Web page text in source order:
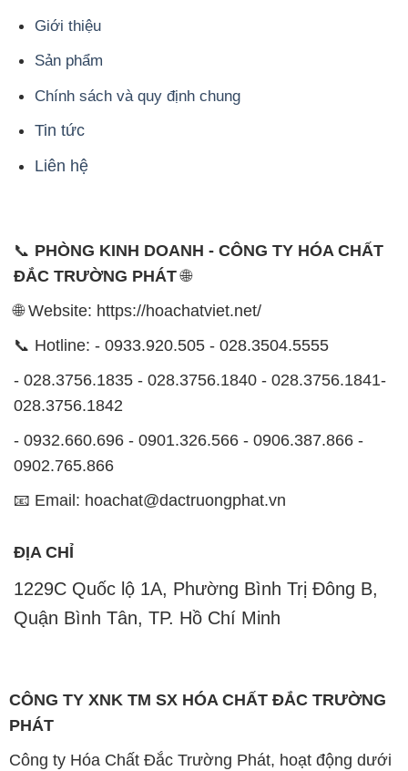
Giới thiệu
Sản phẩm
Chính sách và quy định chung
Tin tức
Liên hệ
📞 PHÒNG KINH DOANH - CÔNG TY HÓA CHẤT
ĐẮC TRƯỜNG PHÁT🌐
🌐 Website: https://hoachatviet.net/
📞 Hotline: - 0933.920.505 - 028.3504.5555
- 028.3756.1835 - 028.3756.1840 - 028.3756.1841-
028.3756.1842
- 0932.660.696 - 0901.326.566 - 0906.387.866 -
0902.765.866
📧 Email: hoachat@dactruongphat.vn
ĐỊA CHỈ
1229C Quốc lộ 1A, Phường Bình Trị Đông B,
Quận Bình Tân, TP. Hồ Chí Minh
CÔNG TY XNK TM SX HÓA CHẤT ĐẮC TRƯỜNG
PHÁT
Công ty Hóa Chất Đắc Trường Phát, hoạt động dưới